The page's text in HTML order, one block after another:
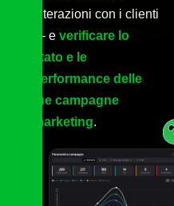
interazioni con i clienti
— e verificare lo
stato e le
performance delle
tue campagne
marketing.